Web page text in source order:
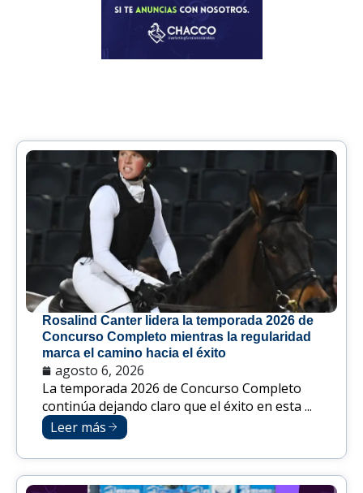
Rosalind Canter lidera la temporada 2026 de
Concurso Completo mientras la regularidad
marca el camino hacia el éxito
agosto 6, 2026
La temporada 2026 de Concurso Completo
continúa dejando claro que el éxito en esta ...
Leer más